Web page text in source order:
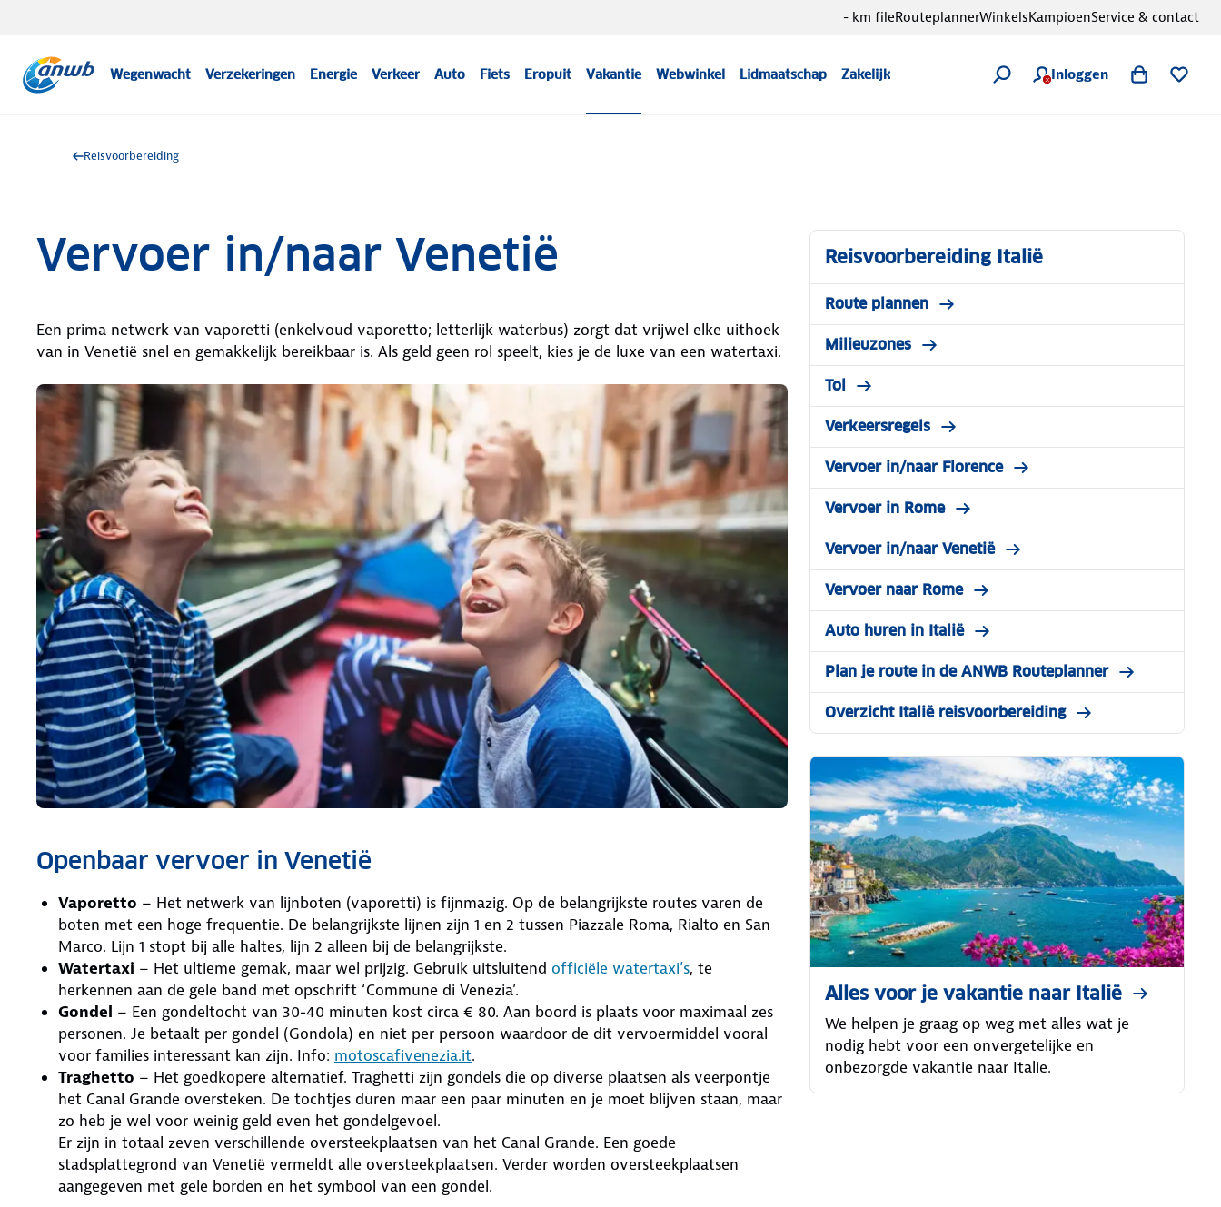
Wegenwacht Verzekeringen Energie Verkeer Auto Fiets Eropuit Vakantie Webwinkel Lidmaatschap Zakelijk Inloggen
- km fileRouteplannerWinkelsKampioenService & contact
Reisvoorbereiding
Vervoer in/naar Venetië
Een prima netwerk van vaporetti (enkelvoud vaporetto; letterlijk waterbus) zorgt dat vrijwel elke uithoek
van in Venetië snel en gemakkelijk bereikbaar is. Als geld geen rol speelt, kies je de luxe van een watertaxi.
Openbaar vervoer in Venetië
Vaporetto – Het netwerk van lijnboten (vaporetti) is fijnmazig. Op de belangrijkste routes varen de
boten met een hoge frequentie. De belangrijkste lijnen zijn 1 en 2 tussen Piazzale Roma, Rialto en San
Marco. Lijn 1 stopt bij alle haltes, lijn 2 alleen bij de belangrijkste.
Watertaxi – Het ultieme gemak, maar wel prijzig. Gebruik uitsluitend officiële watertaxi’s, te
herkennen aan de gele band met opschrift ‘Commune di Venezia’.
Gondel – Een gondeltocht van 30-40 minuten kost circa € 80. Aan boord is plaats voor maximaal zes
personen. Je betaalt per gondel (Gondola) en niet per persoon waardoor de dit vervoermiddel vooral
voor families interessant kan zijn. Info: motoscafivenezia.it.
Traghetto – Het goedkopere alternatief. Traghetti zijn gondels die op diverse plaatsen als veerpontje
het Canal Grande oversteken. De tochtjes duren maar een paar minuten en je moet blijven staan, maar
zo heb je wel voor weinig geld even het gondelgevoel.
Er zijn in totaal zeven verschillende oversteekplaatsen van het Canal Grande. Een goede
stadsplattegrond van Venetië vermeldt alle oversteekplaatsen. Verder worden oversteekplaatsen
aangegeven met gele borden en het symbool van een gondel.
Reisvoorbereiding Italië
Route plannen
Milieuzones
Tol
Verkeersregels
Vervoer in/naar Florence
Vervoer in Rome
Vervoer in/naar Venetië
Vervoer naar Rome
Auto huren in Italië
Plan je route in de ANWB Routeplanner
Overzicht Italië reisvoorbereiding
Alles voor je vakantie naar Italië
We helpen je graag op weg met alles wat je
nodig hebt voor een onvergetelijke en
onbezorgde vakantie naar Italie.